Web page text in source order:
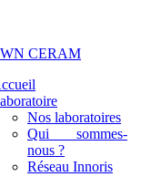
Nos laboratoires
Qui sommes-
nous ?
Réseau Innoris